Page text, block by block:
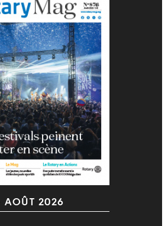
AOÛT 2026